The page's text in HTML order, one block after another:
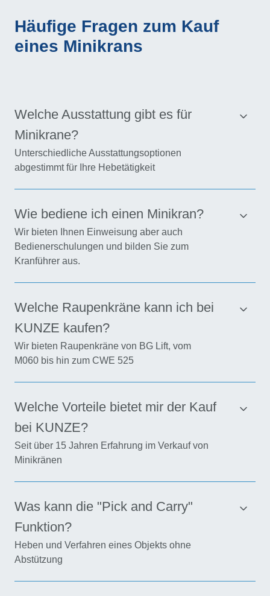
Häufige Fragen zum Kauf
eines Minikrans
Welche Ausstattung gibt es für
Minikrane?
Unterschiedliche Ausstattungsoptionen
abgestimmt für Ihre Hebetätigkeit
Wie bediene ich einen Minikran?
Wir bieten Ihnen Einweisung aber auch
Bedienerschulungen und bilden Sie zum
Kranführer aus.
Welche Raupenkräne kann ich bei
KUNZE kaufen?
Wir bieten Raupenkräne von BG Lift, vom
M060 bis hin zum CWE 525
Welche Vorteile bietet mir der Kauf
bei KUNZE?
Seit über 15 Jahren Erfahrung im Verkauf von
Minikränen
Was kann die "Pick and Carry"
Funktion?
Heben und Verfahren eines Objekts ohne
Abstützung